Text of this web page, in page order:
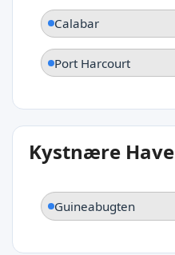
Calabar
Port Harcourt
Kystnære
Guineabugten